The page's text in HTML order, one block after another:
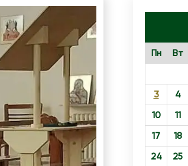
Пн Вт
3
4
10
11
17
18
24
25